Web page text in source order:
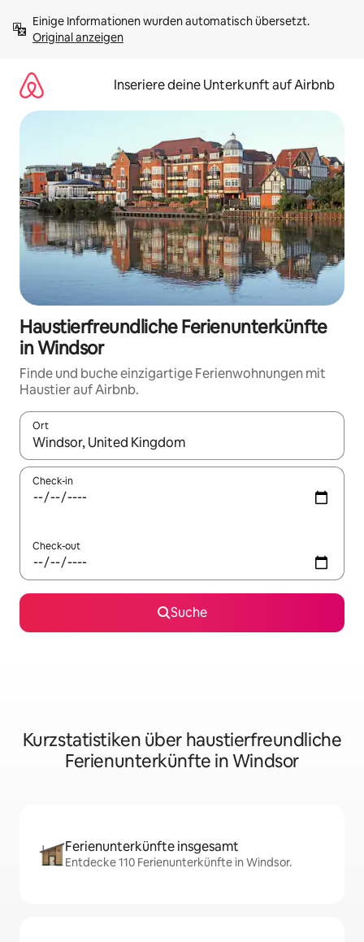
Inhalten
springenOriginal anzeigen
Inseriere deine Unterkunft auf Airbnb
Haustierfreundliche Ferienunterkünfte
in Windsor
Finde und buche einzigartige Ferienwohnungen mit
Haustier auf Airbnb.
Ort
Wenn Ergebnisse verfügbar sind, navigiere mit den
Check-in
Check-out
Suche
Kurzstatistiken über haustierfreundliche
Ferienunterkünfte in Windsor
Ferienunterkünfte insgesamt
Entdecke 110 Ferienunterkünfte in Windsor.